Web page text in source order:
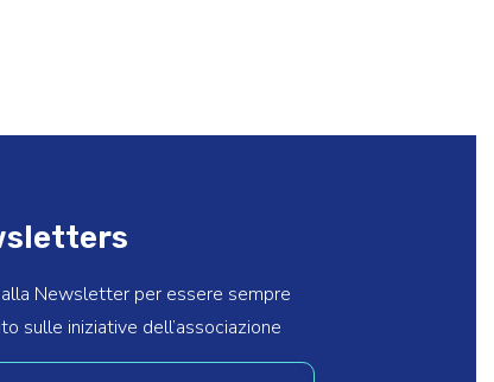
Newsletter per essere sempre
sulle iniziative dell’associazione